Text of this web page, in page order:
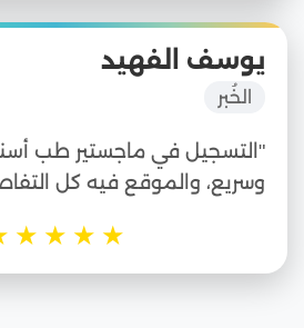
يوسف الفهيد
الخُبر
"التسجيل في ماجستير طب
وسريع، والموقع فيه كل
★
★
★
★